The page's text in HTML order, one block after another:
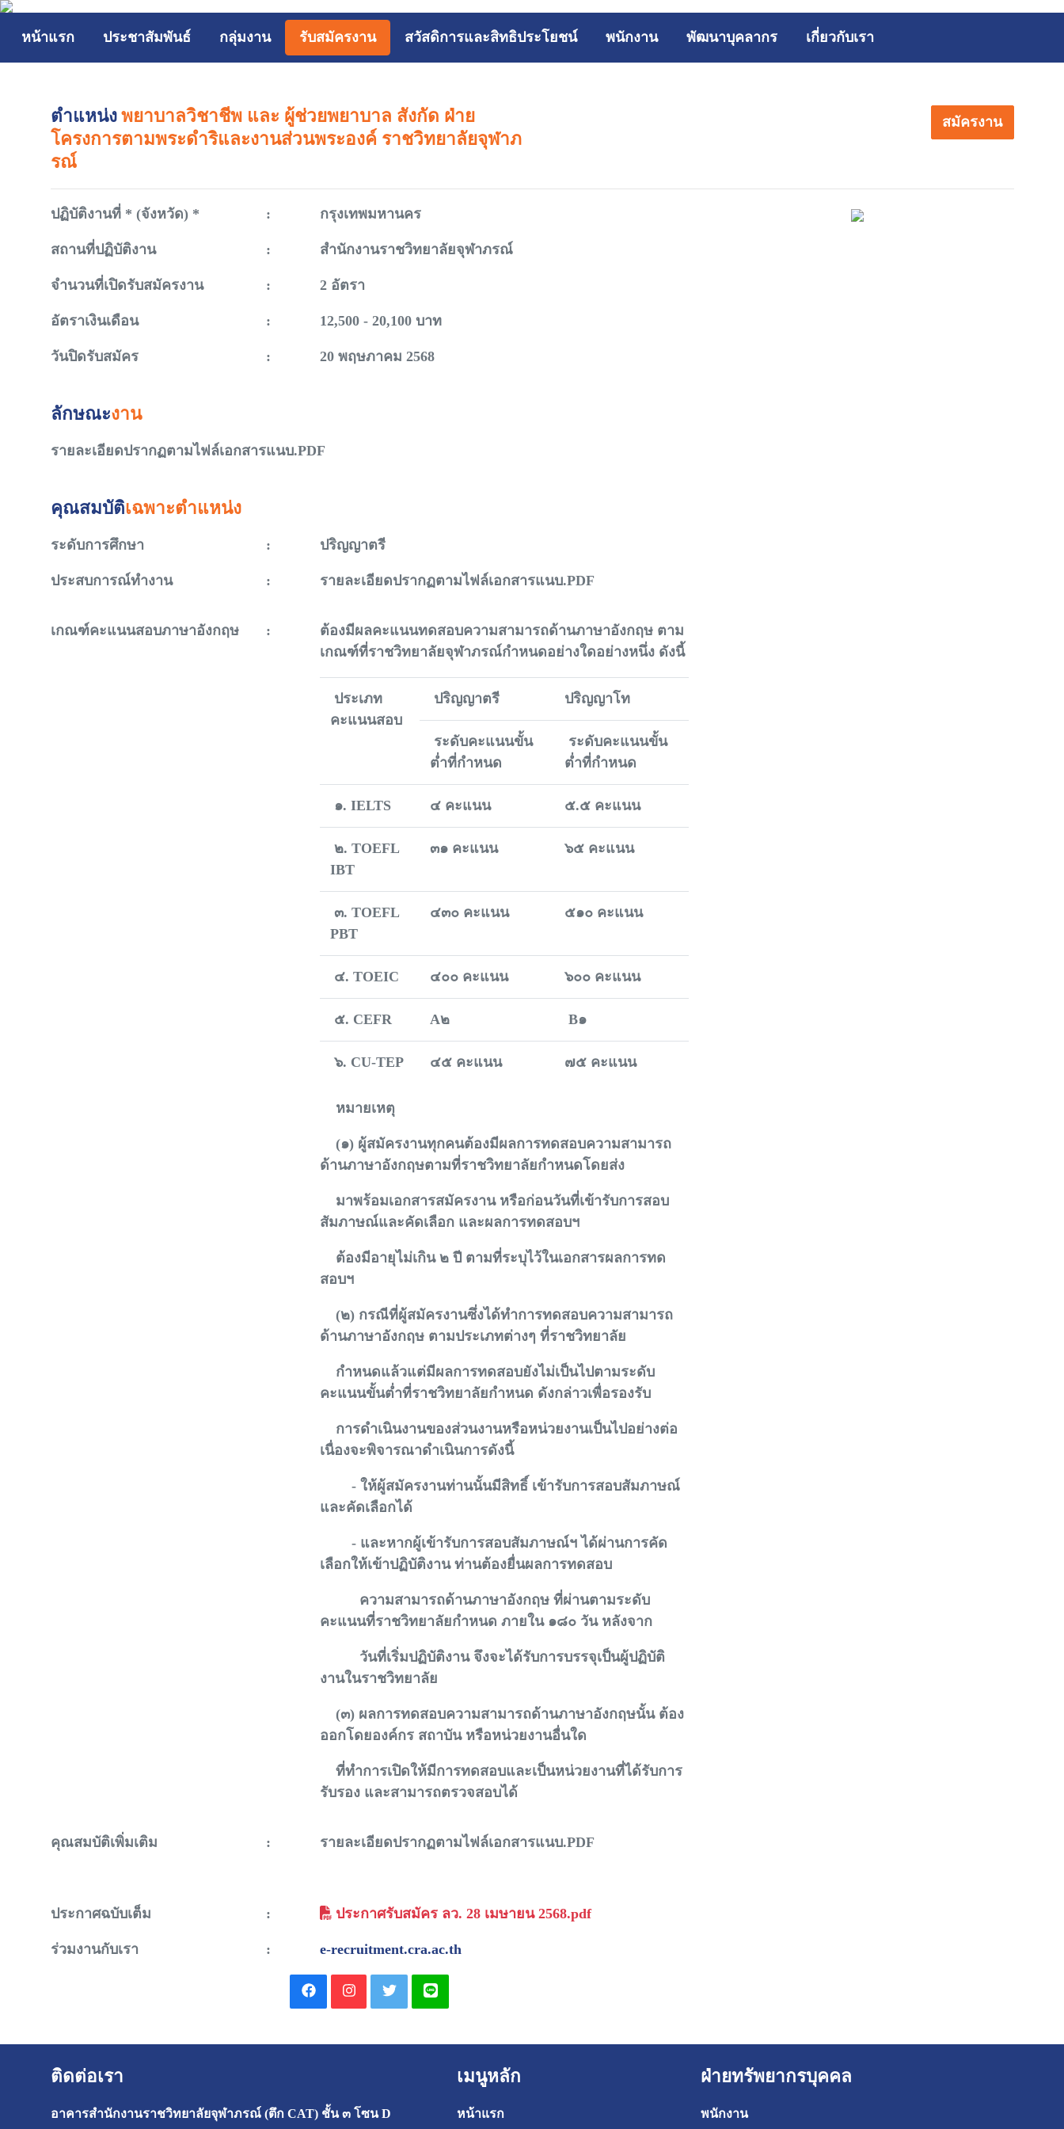
หน้าแรก ประชาสัมพันธ์ กลุ่มงาน รับสมัครงาน สวัสดิการและสิทธิประโยชน์ พนักงาน พัฒนาบุคลากร เกี่ยวกับเรา
ตำแหน่ง พยาบาลวิชาชีพ และ ผู้ช่วยพยาบาล สังกัด ฝ่าย
โครงการตามพระดำริและงานส่วนพระองค์ ราชวิทยาลัยจุฬาภ
รณ์
สมัครงาน
ปฏิบัติงานที่ * (จังหวัด) * : กรุงเทพมหานคร
สถานที่ปฏิบัติงาน : สำนักงานราชวิทยาลัยจุฬาภรณ์
จำนวนที่เปิดรับสมัครงาน : 2 อัตรา
อัตราเงินเดือน : 12,500 - 20,100 บาท
วันปิดรับสมัคร : 20 พฤษภาคม 2568
ลักษณะงาน
รายละเอียดปรากฏตามไฟล์เอกสารแนบ.PDF
คุณสมบัติเฉพาะตำแหน่ง
ระดับการศึกษา : ปริญญาตรี
ประสบการณ์ทำงาน : รายละเอียดปรากฏตามไฟล์เอกสารแนบ.PDF
เกณฑ์คะแนนสอบภาษาอังกฤษ :
ต้องมีผลคะแนนทดสอบความสามารถด้านภาษาอังกฤษ ตาม
เกณฑ์ที่ราชวิทยาลัยจุฬาภรณ์กำหนดอย่างใดอย่างหนึ่ง ดังนี้
ประเภท
คะแนนสอบ
ปริญญาตรี ปริญญาโท
ระดับคะแนนขั้น
ต่ำที่กำหนด
ระดับคะแนนขั้น
ต่ำที่กำหนด
๑. IELTS ๔ คะแนน ๕.๕ คะแนน
๒. TOEFL
IBT
๓๑ คะแนน ๖๕ คะแนน
๓. TOEFL
PBT
๔๓๐ คะแนน ๕๑๐ คะแนน
๔. TOEIC ๔๐๐ คะแนน ๖๐๐ คะแนน
๕. CEFR A๒ B๑
๖. CU-TEP ๔๕ คะแนน ๗๕ คะแนน
หมายเหตุ
(๑) ผู้สมัครงานทุกคนต้องมีผลการทดสอบความสามารถ
ด้านภาษาอังกฤษตามที่ราชวิทยาลัยกำหนดโดยส่ง
มาพร้อมเอกสารสมัครงาน หรือก่อนวันที่เข้ารับการสอบ
สัมภาษณ์และคัดเลือก และผลการทดสอบฯ
ต้องมีอายุไม่เกิน ๒ ปี ตามที่ระบุไว้ในเอกสารผลการทด
สอบฯ
(๒) กรณีที่ผู้สมัครงานซึ่งได้ทำการทดสอบความสามารถ
ด้านภาษาอังกฤษ ตามประเภทต่างๆ ที่ราชวิทยาลัย
กำหนดแล้วแต่มีผลการทดสอบยังไม่เป็นไปตามระดับ
คะแนนขั้นต่ำที่ราชวิทยาลัยกำหนด ดังกล่าวเพื่อรองรับ
การดำเนินงานของส่วนงานหรือหน่วยงานเป็นไปอย่างต่อ
เนื่องจะพิจารณาดำเนินการดังนี้
- ให้ผู้สมัครงานท่านนั้นมีสิทธิ์ เข้ารับการสอบสัมภาษณ์
และคัดเลือกได้
- และหากผู้เข้ารับการสอบสัมภาษณ์ฯ ได้ผ่านการคัด
เลือกให้เข้าปฏิบัติงาน ท่านต้องยื่นผลการทดสอบ
ความสามารถด้านภาษาอังกฤษ ที่ผ่านตามระดับ
คะแนนที่ราชวิทยาลัยกำหนด ภายใน ๑๘๐ วัน หลังจาก
วันที่เริ่มปฏิบัติงาน จึงจะได้รับการบรรจุเป็นผู้ปฏิบัติ
งานในราชวิทยาลัย
(๓) ผลการทดสอบความสามารถด้านภาษาอังกฤษนั้น ต้อง
ออกโดยองค์กร สถาบัน หรือหน่วยงานอื่นใด
ที่ทำการเปิดให้มีการทดสอบและเป็นหน่วยงานที่ได้รับการ
รับรอง และสามารถตรวจสอบได้
คุณสมบัติเพิ่มเติม : รายละเอียดปรากฏตามไฟล์เอกสารแนบ.PDF
ประกาศฉบับเต็ม : ประกาศรับสมัคร ลว. 28 เมษายน 2568.pdf
ร่วมงานกับเรา : e-recruitment.cra.ac.th
ติดต่อเรา
อาคารสำนักงานราชวิทยาลัยจุฬาภรณ์ (ตึก CAT) ชั้น ๓ โซน D
เมนูหลัก
หน้าแรก
ฝ่ายทรัพยากรบุคคล
พนักงาน